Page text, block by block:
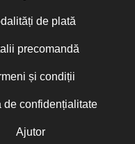
de plată
precomandă
și condiții
de confidențialitate
Ajutor